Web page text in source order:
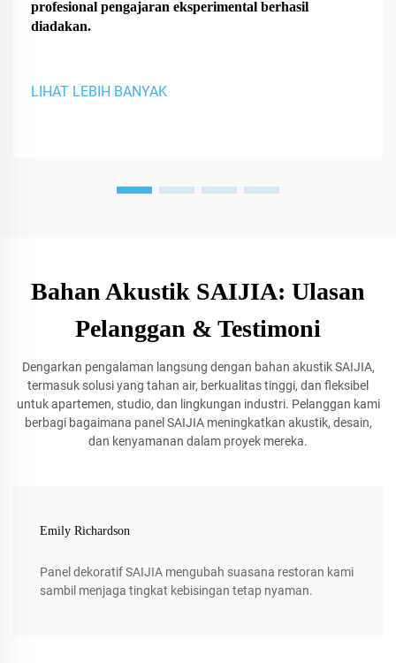
profesional pengajaran eksperimental berhasil
diadakan.
LIHAT LEBIH BANYAK
Bahan Akustik SAIJIA: Ulasan
Pelanggan & Testimoni
Dengarkan pengalaman langsung dengan bahan akustik SAIJIA,
termasuk solusi yang tahan air, berkualitas tinggi, dan fleksibel
untuk apartemen, studio, dan lingkungan industri. Pelanggan kami
berbagi bagaimana panel SAIJIA meningkatkan akustik, desain,
dan kenyamanan dalam proyek mereka.
Emily Richardson
Panel dekoratif SAIJIA mengubah suasana restoran kami
sambil menjaga tingkat kebisingan tetap nyaman.